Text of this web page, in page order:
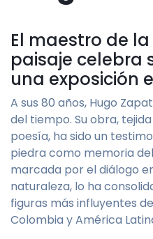
El maestro de
paisaje celebra
una exposición
A sus 80 años, Hugo
del tiempo. Su obra,
poesía, ha sido un
piedra como memoria
marcada por el diálogo
naturaleza, lo ha
figuras más influyentes
Colombia y América